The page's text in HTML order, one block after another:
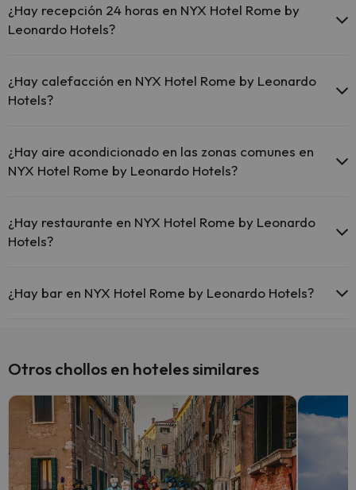
en todo el hotel.
El NYX Hotel Rome by Leonardo Hotels ofrece Wi-Fi gratuito
¿Hay recepción 24 horas en NYX Hotel Rome by
Leonardo Hotels?
¿Hay calefacción en NYX Hotel Rome by Leonardo
Hotels?
zonas comunes.
¿Hay aire acondicionado en las zonas comunes en
NYX Hotel Rome by Leonardo Hotels?
las zonas comunes.
¿Hay restaurante en NYX Hotel Rome by Leonardo
Hotels?
¿Hay bar en NYX Hotel Rome by Leonardo Hotels?
Otros chollos en hoteles similares